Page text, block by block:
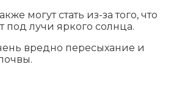
могут стать из-за того, что
под лучи яркого солнца.
вредно пересыхание и